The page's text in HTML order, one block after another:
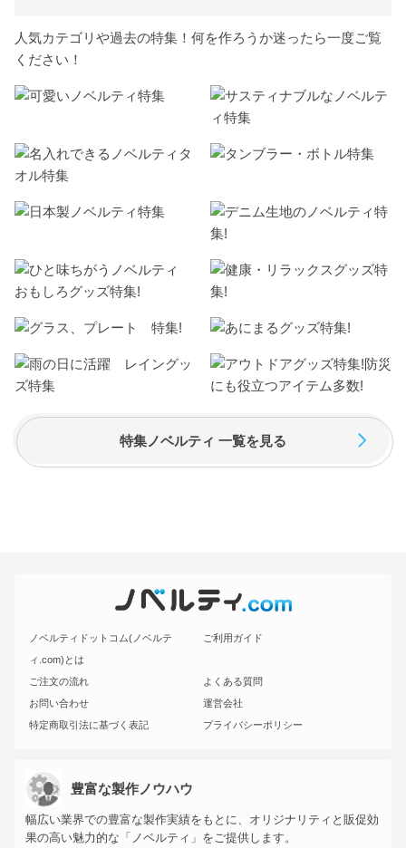
人気カテゴリや過去の特集！何を作ろうか迷ったら一度ご覧
ください！
特集ノベルティ 一覧を見る
ノベルティドットコム(ノベルテ
ィ.com)とは
ご利用ガイド
ご注文の流れ
よくある質問
お問い合わせ
運営会社
特定商取引法に基づく表記
プライバシーポリシー
豊富な製作ノウハウ
幅広い業界での豊富な製作実績をもとに、オリジナリティと販促効
果の高い魅力的な「ノベルティ」をご提供します。